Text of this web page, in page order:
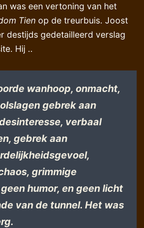
was een vertoning van het
Tien op de treurbuis. Joost
destijds gedetailleerd verslag
Hij ..
wanhoop, onmacht,
gebrek aan
verbaal
gebrek aan
grimmige
humor, en geen licht
van de tunnel. Het was